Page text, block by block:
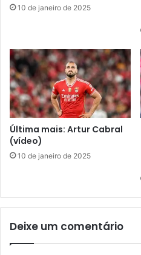
10 de janeiro de 2025
Última mais: Artur Cabral
(vídeo)
10 de janeiro de 2025
Deixe um comentário